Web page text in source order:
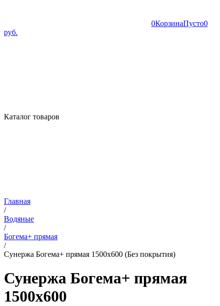
0КорзинаПусто0
руб.
Каталог товаров
Главная
/
Водяные
/
Богема+ прямая
/
Сунержа Богема+ прямая 1500х600 (Без покрытия)
Сунержа Богема+ прямая
1500x600